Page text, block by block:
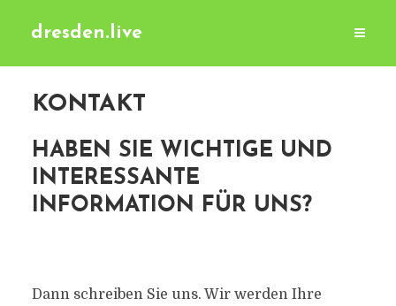
dresden.live
KONTAKT
HABEN SIE WICHTIGE UND
INTERESSANTE
INFORMATION FÜR UNS?
Dann schreiben Sie uns. Wir werden Ihre